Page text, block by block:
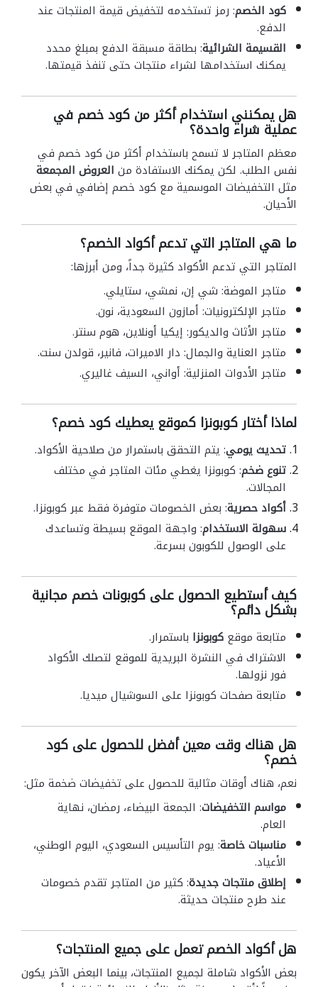
كود الخصم: رمز تستخدمه لتخفيض قيمة المنتجات عند
الدفع.
القسيمة الشرائية: بطاقة مسبقة الدفع بمبلغ محدد
يمكنك استخدامها لشراء منتجات حتى تنفذ قيمتها.
هل يمكنني استخدام أكثر من كود خصم في
عملية شراء واحدة؟
معظم المتاجر لا تسمح باستخدام أكثر من كود خصم في
نفس الطلب. لكن يمكنك الاستفادة من العروض المجمعة
مثل التخفيضات الموسمية مع كود خصم إضافي في بعض
الأحيان.
ما هي المتاجر التي تدعم أكواد الخصم؟
المتاجر التي تدعم الأكواد كثيرة جداً، ومن أبرزها:
متاجر الموضة: شي إن، نمشي، ستايلي.
متاجر الإلكترونيات: أمازون السعودية، نون.
متاجر الأثاث والديكور: إيكيا أونلاين، هوم سنتر.
متاجر العناية والجمال: دار الاميرات، فانير، قولدن سنت.
متاجر الأدوات المنزلية: أواني، السيف غاليري.
لماذا أختار كوبونزا كموقع يعطيك كود خصم؟
تحديث يومي: يتم التحقق باستمرار من صلاحية الأكواد.
تنوع ضخم: كوبونزا يغطي مئات المتاجر في مختلف
المجالات.
أكواد حصرية: بعض الخصومات متوفرة فقط عبر كوبونزا.
سهولة الاستخدام: واجهة الموقع بسيطة وتساعدك
على الوصول للكوبون بسرعة.
كيف أستطيع الحصول على كوبونات خصم مجانية
بشكل دائم؟
متابعة موقع كوبونزا باستمرار.
الاشتراك في النشرة البريدية للموقع لتصلك الأكواد
فور نزولها.
متابعة صفحات كوبونزا على السوشيال ميديا.
هل هناك وقت معين أفضل للحصول على كود
خصم؟
نعم، هناك أوقات مثالية للحصول على تخفيضات ضخمة مثل:
مواسم التخفيضات: الجمعة البيضاء، رمضان، نهاية
العام.
مناسبات خاصة: يوم التأسيس السعودي، اليوم الوطني،
الأعياد.
إطلاق منتجات جديدة: كثير من المتاجر تقدم خصومات
عند طرح منتجات حديثة.
هل أكواد الخصم تعمل على جميع المنتجات؟
بعض الأكواد شاملة لجميع المنتجات، بينما البعض الآخر يكون